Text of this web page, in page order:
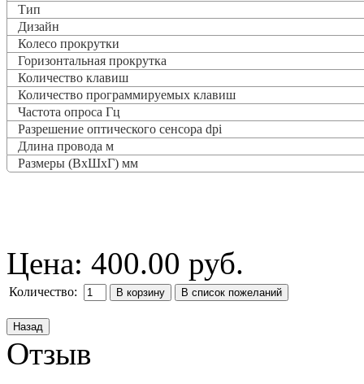
Тип
Дизайн
Колесо прокрутки
Горизонтальная прокрутка
Количество клавиш
Количество программируемых клавиш
Частота опроса Гц
Разрешение оптического сенсора dpi
Длина провода м
Размеры (ВxШxГ) мм
Цена: 400.00 руб.
Количество:
Отзыв